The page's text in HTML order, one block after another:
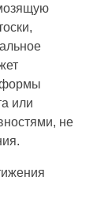
формы
или
не